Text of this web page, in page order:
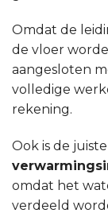
Omdat de
de vloer
aangesloten
volledige
rekening.
Ook is de
omdat het
verdeeld